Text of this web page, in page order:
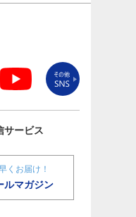
サービス
くお届け！
ルマガジン